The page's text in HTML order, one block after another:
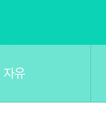
게임 플레이 버그 제보
자유